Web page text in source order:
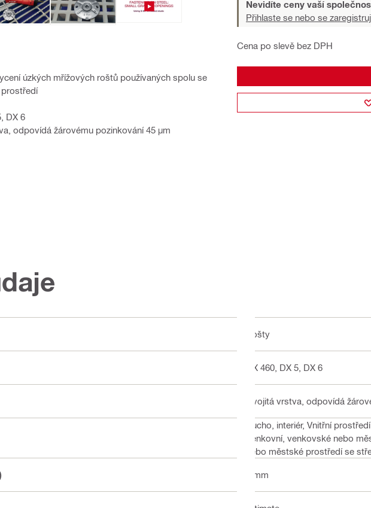
úzkých mřížových roštů používaných spolu se
DX 6
odpovídá žárovému pozinkování 45 µm
Nevidíte ceny vaší
Přihlaste se nebo se
Cena po slevě bez DPH
Rošty
DX 460, DX 5, DX 6
Dvojitá vrstva, odpovídá
Sucho, interiér, Vnitřní
Venkovní, venkovské nebo
nebo městské prostředí se
6 mm